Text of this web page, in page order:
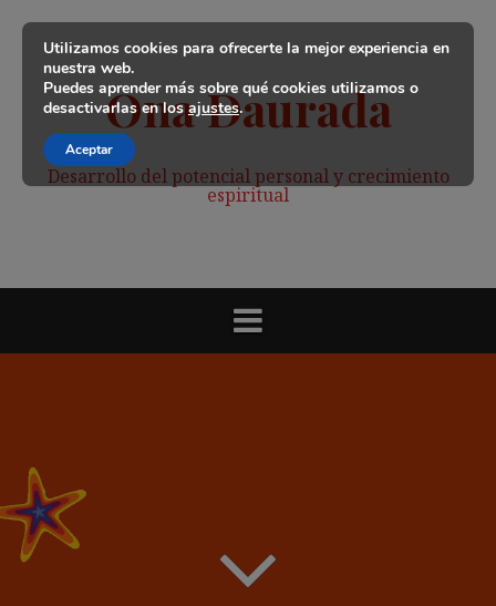
contenido
Ona Daurada
Desarrollo del potencial personal y crecimiento
espiritual
Utilizamos cookies para ofrecerte la mejor experiencia en
nuestra web.
Puedes aprender más sobre qué cookies utilizamos o
desactivarlas en losajustes.
Aceptar